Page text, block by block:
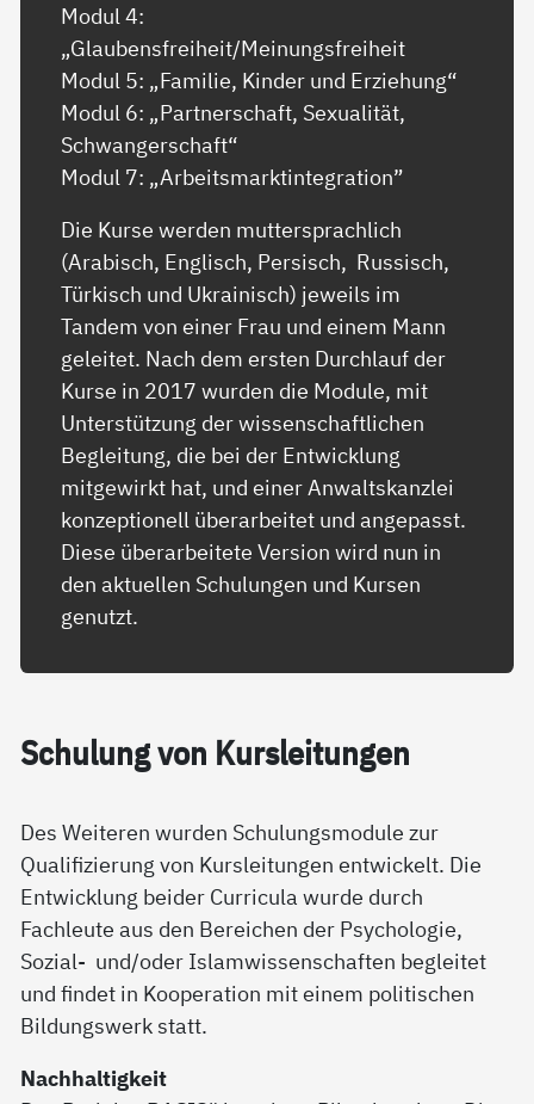
Modul 4:
„Glaubensfreiheit/Meinungsfreiheit
Modul 5: „Familie, Kinder und Erziehung“
Modul 6: „Partnerschaft, Sexualität,
Schwangerschaft“
Modul 7: „Arbeitsmarktintegration”
Die Kurse werden muttersprachlich
(Arabisch, Englisch, Persisch, Russisch,
Türkisch und Ukrainisch) jeweils im
Tandem von einer Frau und einem Mann
geleitet. Nach dem ersten Durchlauf der
Kurse in 2017 wurden die Module, mit
Unterstützung der wissenschaftlichen
Begleitung, die bei der Entwicklung
mitgewirkt hat, und einer Anwaltskanzlei
konzeptionell überarbeitet und angepasst.
Diese überarbeitete Version wird nun in
den aktuellen Schulungen und Kursen
genutzt.
Schu­lung von Kurs­lei­tun­gen
Des Weiteren wurden Schulungsmodule zur
Qualifizierung von Kursleitungen entwickelt. Die
Entwicklung beider Curricula wurde durch
Fachleute aus den Bereichen der Psychologie,
Sozial- und/oder Islamwissenschaften begleitet
und findet in Kooperation mit einem politischen
Bildungswerk statt.
Nachhaltigkeit